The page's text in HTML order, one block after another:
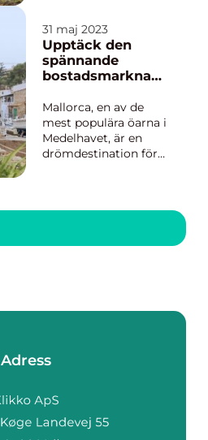
av äventyr, historia
och gemenskap. Med
sin unika natur,
fascinerande kultur
31 maj 2023
Upptäck den
spännande
bostadsmarknade
Mallorca, en av de
mest populära öarna i
Medelhavet, är en
drömdestination för
byar och en rik kultur
förälskad ...
Adress